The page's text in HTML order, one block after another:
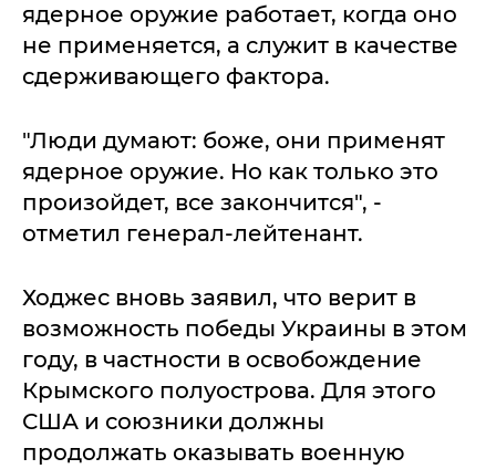
ядерное оружие работает, когда оно
не применяется, а служит в качестве
сдерживающего фактора.
"Люди думают: боже, они применят
ядерное оружие. Но как только это
произойдет, все закончится", -
отметил генерал-лейтенант.
Ходжес вновь заявил, что верит в
возможность победы Украины в этом
году, в частности в освобождение
Крымского полуострова. Для этого
США и союзники должны
продолжать оказывать военную